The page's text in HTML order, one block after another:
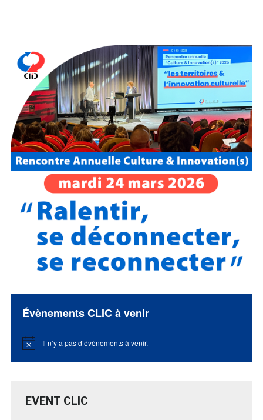
Évènements CLIC à venir
Notice Il n’y a pas d’évènements à venir.
EVENT CLIC